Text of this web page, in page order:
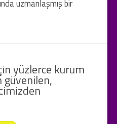
uzmanlaşmış bir
yüzlerce kurum
güvenilen,